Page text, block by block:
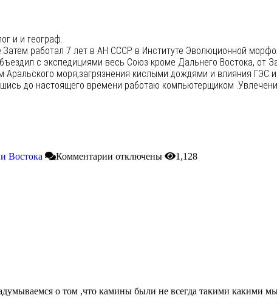
и и географ.
работал 7 лет в АН СССР в Институте Эволюционной
с экспедициями весь Союз кроме Дальнего Востока, от
Аральского моря,загрязнения кислыми дождями и влияния
до настоящего времени работаю компьютерщиком
Востока Комментарии отключены 1,128
о том ,что камины были не всегда такими какими